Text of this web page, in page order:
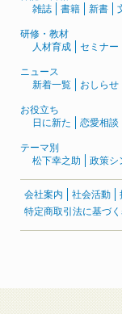
雑誌
書籍 新書
研修・教材
人材育成
セミナー
ニュース
新着一覧
おしらせ
お役立ち
日に新た
恋愛相談
テーマ別
松下幸之助
政策シ
会社案内 社会活動
特定商取引法に基づ